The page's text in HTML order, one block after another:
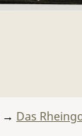
→ Das